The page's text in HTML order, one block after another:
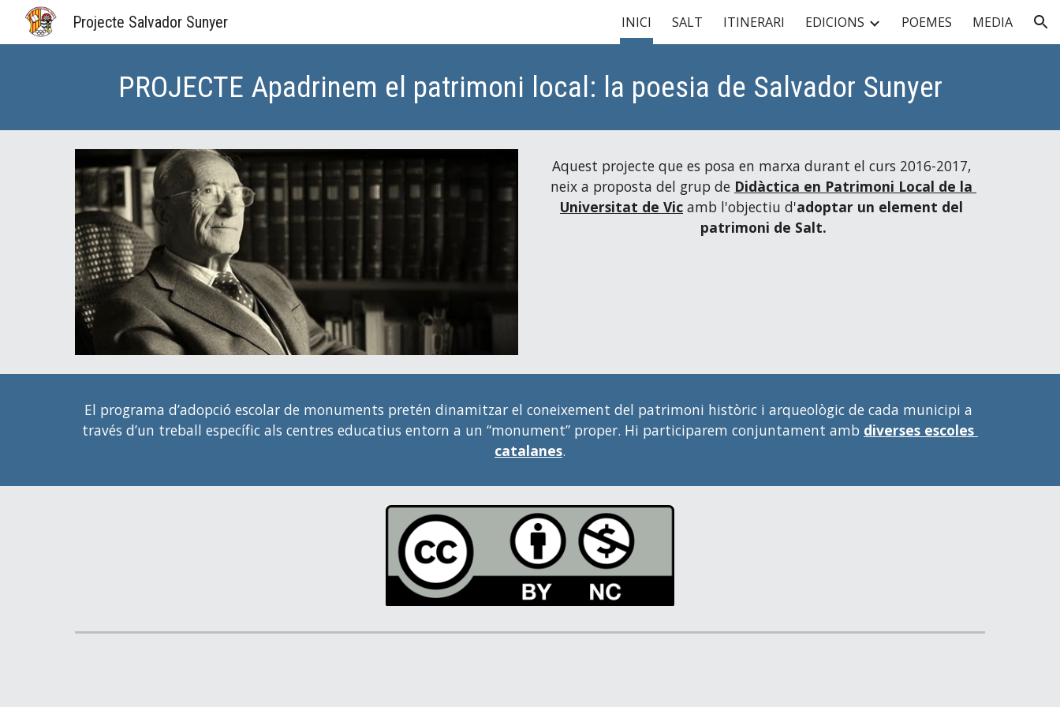
Skip to navigation
Projecte Salvador Sunyer INICI SALT ITINERARI EDICIONS POEMES MEDIA
PROJECTE Apadrinem el patrimoni local: la poesia de Salvador Sunyer
Aquest projecte que es posa en marxa durant el curs 2016-2017,
neix a proposta del grup de Didàctica en Patrimoni Local de la
Universitat de Vic amb l'objectiu d'adoptar un element del
patrimoni de Salt.
El programa d’adopció escolar de monuments pretén dinamitzar el coneixement del patrimoni històric i arqueològic de cada municipi a
través d’un treball específic als centres educatius entorn a un “monument” proper. Hi participarem conjuntament amb diverses escoles
catalanes.